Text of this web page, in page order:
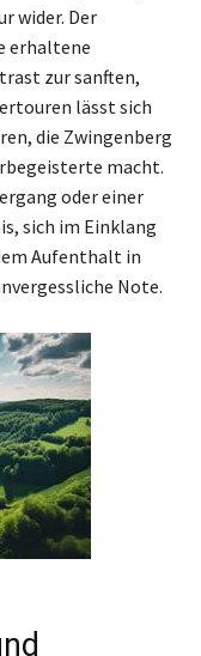
wider. Der
erhaltene
zur sanften,
lässt sich
die Zwingenberg
macht.
oder einer
sich im Einklang
Aufenthalt in
Note.